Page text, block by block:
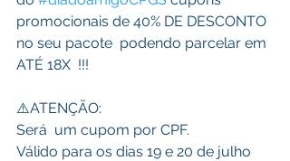
promocionais de 40% DE DESCONTO
no seu pacote  podendo parcelar em
ATÉ 18X  !!!
⚠️ATENÇÃO:
Será  um cupom por CPF.
Válido para os dias 19 e 20 de julho